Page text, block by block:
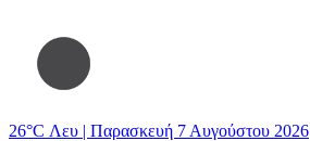
26°C Λευ | Παρασκευή 7 Αυγούστου 2026